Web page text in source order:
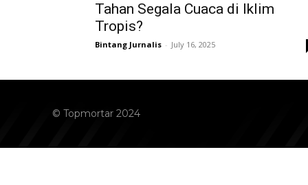
Tahan Segala Cuaca di Iklim
Tropis?
Bintang Jurnalis - July 16, 2025
© Topmortar 2024